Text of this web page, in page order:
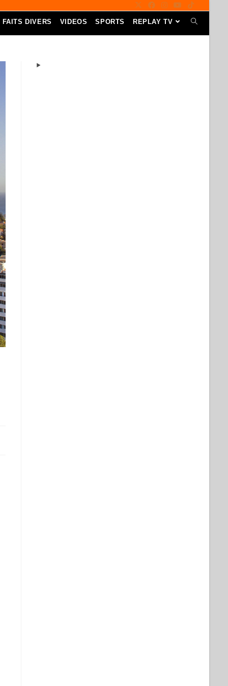
FAITS DIVERS VIDEOS SPORTS REPLAY TV